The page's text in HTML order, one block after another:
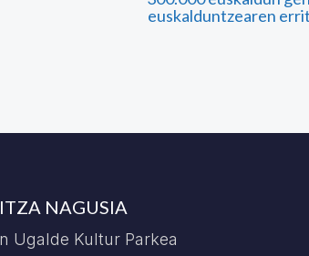
euskalduntzearen
NAGUSIA
Ugalde Kultur Parkea